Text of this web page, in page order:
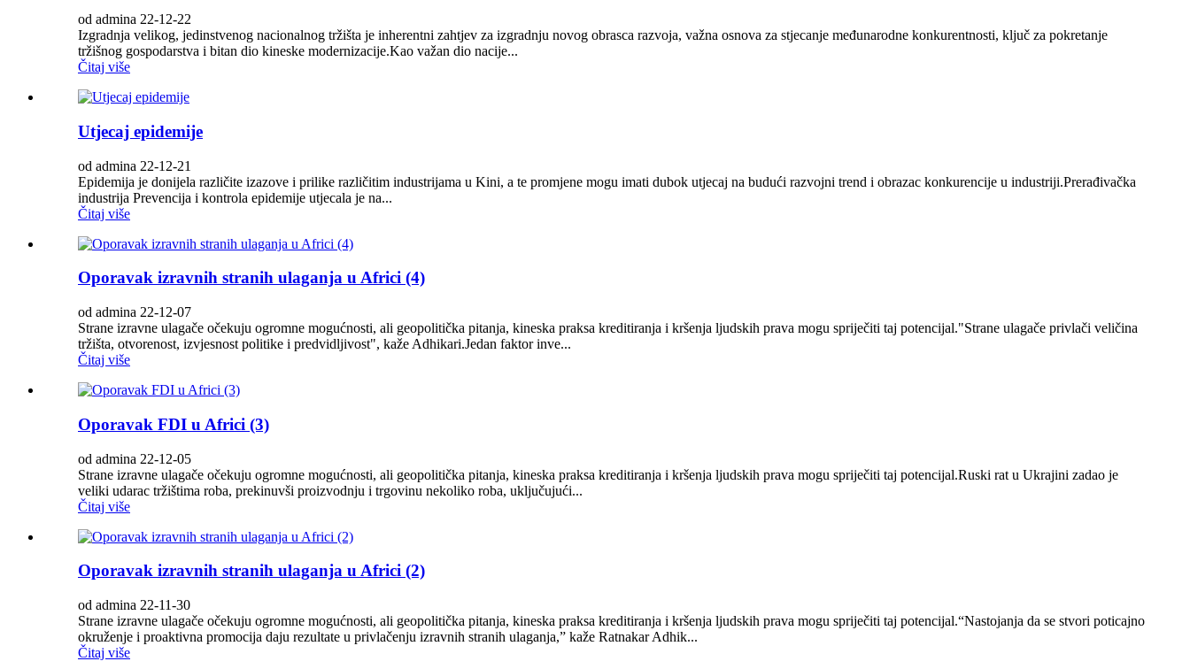
od admina 22-12-22
Izgradnja velikog, jedinstvenog nacionalnog tržišta je inherentni zahtjev za izgradnju novog obrasca razvoja, važna osnova za stjecanje međunarodne konkurentnosti, ključ za pokretanje
tržišnog gospodarstva i bitan dio kineske modernizacije.Kao važan dio nacije...
Čitaj više
Utjecaj epidemije
od admina 22-12-21
Epidemija je donijela različite izazove i prilike različitim industrijama u Kini, a te promjene mogu imati dubok utjecaj na budući razvojni trend i obrazac konkurencije u industriji.Prerađivačka
industrija Prevencija i kontrola epidemije utjecala je na...
Čitaj više
Oporavak izravnih stranih ulaganja u Africi (4)
od admina 22-12-07
Strane izravne ulagače očekuju ogromne mogućnosti, ali geopolitička pitanja, kineska praksa kreditiranja i kršenja ljudskih prava mogu spriječiti taj potencijal."Strane ulagače privlači veličina
tržišta, otvorenost, izvjesnost politike i predvidljivost", kaže Adhikari.Jedan faktor inve...
Čitaj više
Oporavak FDI u Africi (3)
od admina 22-12-05
Strane izravne ulagače očekuju ogromne mogućnosti, ali geopolitička pitanja, kineska praksa kreditiranja i kršenja ljudskih prava mogu spriječiti taj potencijal.Ruski rat u Ukrajini zadao je
veliki udarac tržištima roba, prekinuvši proizvodnju i trgovinu nekoliko roba, uključujući...
Čitaj više
Oporavak izravnih stranih ulaganja u Africi (2)
od admina 22-11-30
Strane izravne ulagače očekuju ogromne mogućnosti, ali geopolitička pitanja, kineska praksa kreditiranja i kršenja ljudskih prava mogu spriječiti taj potencijal.“Nastojanja da se stvori poticajno
okruženje i proaktivna promocija daju rezultate u privlačenju izravnih stranih ulaganja,” kaže Ratnakar Adhik...
Čitaj više